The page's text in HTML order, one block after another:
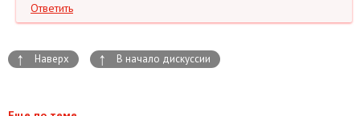
Ответить
↑ Наверх ↑ В начало дискуссии